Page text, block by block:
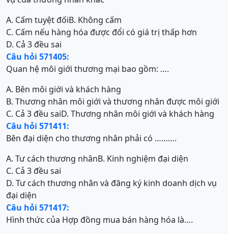
A. Cấm tuyệt đốiB. Không cấm
C. Cấm nếu hàng hóa được đổi có giá trị thấp hơn
D. Cả 3 đều sai
Câu hỏi 571405:
Quan hệ môi giới thương mại bao gồm: ….
A. Bên môi giới và khách hàng
B. Thương nhân môi giới và thương nhân được môi giới
C. Cả 3 đều saiD. Thương nhân môi giới và khách hàng
Câu hỏi 571411:
Bên đại diện cho thương nhân phải có ……….
A. Tư cách thương nhânB. Kinh nghiệm đại diện
C. Cả 3 đều sai
D. Tư cách thương nhân và đăng ký kinh doanh dịch vụ
đại diện
Câu hỏi 571417:
Hình thức của Hợp đồng mua bán hàng hóa là….